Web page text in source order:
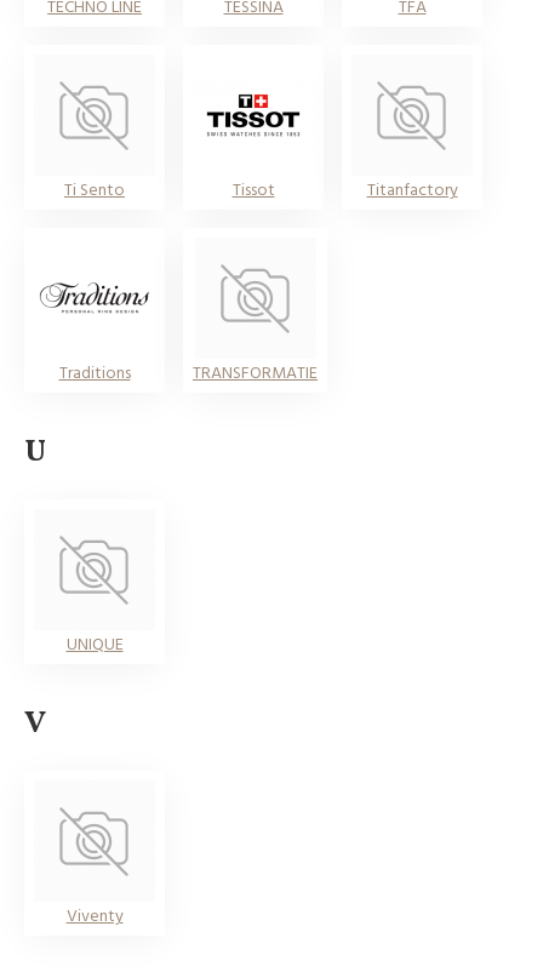
TECHNO LINE TESSINA TFA
Ti Sento Tissot Titanfactory
Traditions TRANSFORMATIE
U
UNIQUE
V
Viventy